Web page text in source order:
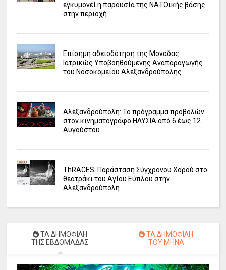
εγκυμονεί η παρουσία της ΝΑΤΟϊκής βάσης
στην περιοχή
Επίσημη αδειοδότηση της Μονάδας
Ιατρικώς Υποβοηθούμενης Αναπαραγωγής
του Νοσοκομείου Αλεξανδρούπολης
Αλεξανδρούπολη: Το πρόγραμμα προβολών
στον κινηματογράφο ΗΛΥΣΙΑ από 6 έως 12
Αυγούστου
ΤhRACES: Παράσταση Σύγχρονου Χορού στο
θεατράκι του Αγίου Εύπλου στην
Αλεξανδρούπολη
ΤΑ ΔΗΜΟΦΙΛΗ
ΤΗΣ ΕΒΔΟΜΑΔΑΣ
ΤΑ ΔΗΜΟΦΙΛΗ
ΤΟΥ ΜΗΝΑ